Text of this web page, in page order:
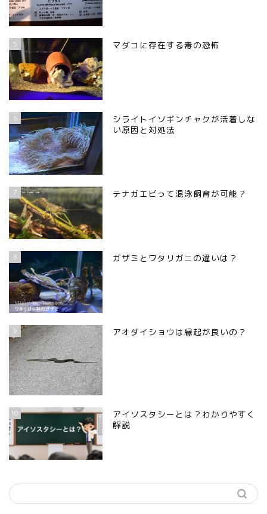
5 マダコに存在する毒の恐怖
6
シライトイソギンチャクが活着しな
い原因と対処法
7 テナガエビって混泳飼育が可能？
8 ガザミとワタリガニの違いは？
9 アオダイショウは縁起が良いの？
10
アイソスタシーとは？わかりやすく
解説